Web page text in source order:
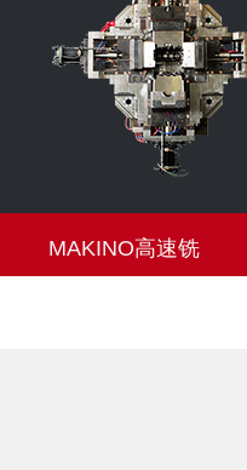
MAKINO高速铣